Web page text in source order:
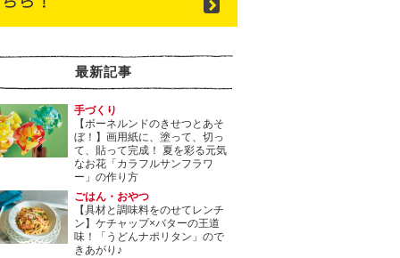
最新記事
手づくり
【ボーネルンドのきせつとあそ
ぼ！】画用紙に、塗って、切っ
て、貼って完成！ 夏を彩る元気
なお花「カラフルサンフラワ
ー」の作り方
ごはん・おやつ
【具材と調味料をのせてレンチ
ン】ケチャップ×バターの王道
味！「うどんナポリタン」ので
きあがり♪